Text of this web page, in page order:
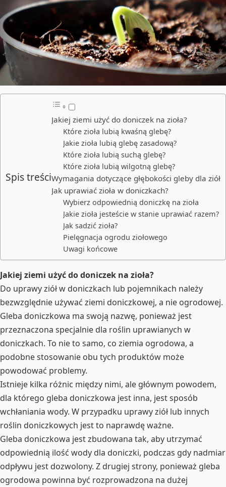
Spis treści
Jakiej ziemi użyć do doniczek na zioła?
Które zioła lubią kwaśną glebę?
Jakie zioła lubią glebę zasadową?
Które zioła lubią suchą glebę?
Które zioła lubią wilgotną glebę?
Wymagania dotyczące głębokości gleby dla ziół
Jak uprawiać zioła w doniczkach?
Wybierz odpowiednią doniczkę na zioła
Jakie zioła jesteście w stanie uprawiać razem?
Jak sadzić zioła?
Pielęgnacja ogrodu ziołowego
Uwagi końcowe
Jakiej ziemi użyć do doniczek na zioła?
Do uprawy ziół w doniczkach lub pojemnikach należy
bezwzględnie używać ziemi doniczkowej, a nie ogrodowej.
Gleba doniczkowa ma swoją nazwę, ponieważ jest
przeznaczona specjalnie dla roślin uprawianych w
doniczkach. To nie to samo, co ziemia ogrodowa, a
podobne stosowanie obu tych produktów może
powodować problemy.
Istnieje kilka różnic między nimi, ale głównym powodem,
dla którego gleba doniczkowa jest inna, jest sposób
wchłaniania wody. W przypadku uprawy ziół lub innych
roślin doniczkowych jest to naprawdę ważne.
Gleba doniczkowa jest zbudowana tak, aby utrzymać
odpowiednią ilość wody dla doniczki, podczas gdy nadmiar
odpływu jest dozwolony. Z drugiej strony, ponieważ gleba
ogrodowa powinna być rozprowadzona na dużej